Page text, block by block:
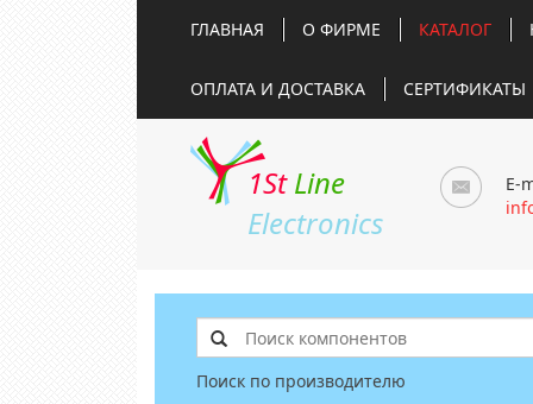
ГЛАВНАЯ О ФИРМЕ КАТАЛОГ
ОПЛАТА И ДОСТАВКА СЕРТИФИКАТЫ
1St Line
Electronics
E-
Поиск по производителю